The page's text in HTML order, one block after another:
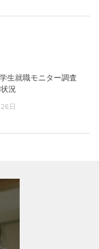
生就職モニター調査
況
日